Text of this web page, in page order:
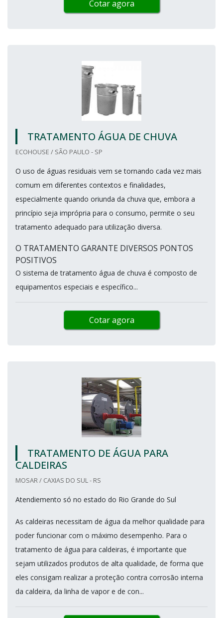
Cotar agora
TRATAMENTO ÁGUA DE CHUVA
ECOHOUSE / SÃO PAULO - SP
O uso de águas residuais vem se tornando cada vez mais
comum em diferentes contextos e finalidades,
especialmente quando oriunda da chuva que, embora a
princípio seja imprópria para o consumo, permite o seu
tratamento adequado para utilização diversa.
O TRATAMENTO GARANTE DIVERSOS PONTOS
POSITIVOS
O sistema de tratamento água de chuva é composto de
equipamentos especiais e específico...
Cotar agora
TRATAMENTO DE ÁGUA PARA
CALDEIRAS
MOSAR / CAXIAS DO SUL - RS
Atendiemento só no estado do Rio Grande do Sul
As caldeiras necessitam de água da melhor qualidade para
poder funcionar com o máximo desempenho. Para o
tratamento de água para caldeiras, é importante que
sejam utilizados produtos de alta qualidade, de forma que
eles consigam realizar a proteção contra corrosão interna
da caldeira, da linha de vapor e de con...